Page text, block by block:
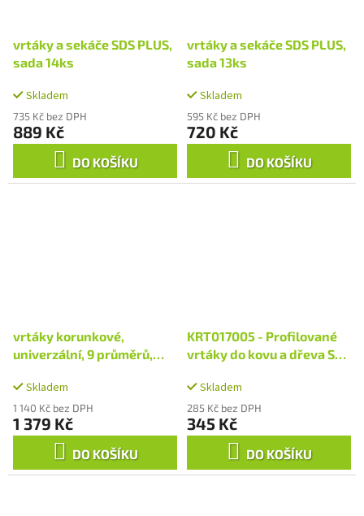
vrtáky a sekáče SDS PLUS,
sada 14ks
Skladem
735 Kč bez DPH
889 Kč
DO KOŠÍKU
vrtáky a sekáče SDS PLUS,
sada 13ks
Skladem
595 Kč bez DPH
720 Kč
DO KOŠÍKU
vrtáky korunkové,
univerzální, 9 průměrů,
Skladem
1 140 Kč bez DPH
1 379 Kč
DO KOŠÍKU
KRT017005 - Profilované
vrtáky do kovu a dřeva SET
Skladem
285 Kč bez DPH
345 Kč
DO KOŠÍKU